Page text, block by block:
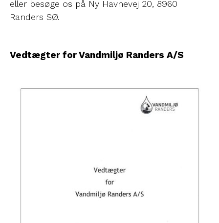
eller besøge os på Ny Havnevej 20, 8960
Randers SØ.
Vedtægter for Vandmiljø Randers A/S